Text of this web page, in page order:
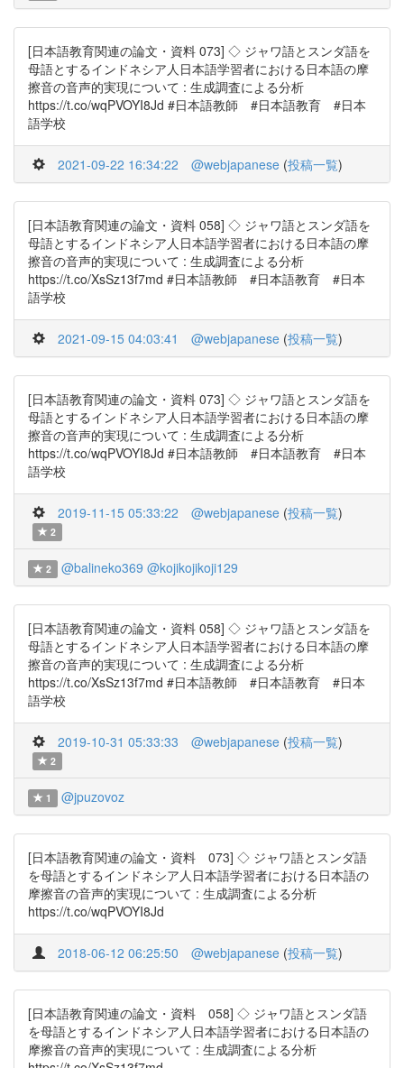
[日本語教育関連の論文・資料 073] ◇ ジャワ語とスンダ語を
母語とするインドネシア人日本語学習者における日本語の摩
擦音の音声的実現について : 生成調査による分析
https://t.co/wqPVOYI8Jd #日本語教師 #日本語教育 #日本
語学校
2021-09-22 16:34:22 @webjapanese (投稿一覧)
[日本語教育関連の論文・資料 058] ◇ ジャワ語とスンダ語を
母語とするインドネシア人日本語学習者における日本語の摩
擦音の音声的実現について : 生成調査による分析
https://t.co/XsSz13f7md #日本語教師 #日本語教育 #日本
語学校
2021-09-15 04:03:41 @webjapanese (投稿一覧)
[日本語教育関連の論文・資料 073] ◇ ジャワ語とスンダ語を
母語とするインドネシア人日本語学習者における日本語の摩
擦音の音声的実現について : 生成調査による分析
https://t.co/wqPVOYI8Jd #日本語教師 #日本語教育 #日本
語学校
2019-11-15 05:33:22 @webjapanese (投稿一覧)
2
2 @balineko369 @kojikojikoji129
[日本語教育関連の論文・資料 058] ◇ ジャワ語とスンダ語を
母語とするインドネシア人日本語学習者における日本語の摩
擦音の音声的実現について : 生成調査による分析
https://t.co/XsSz13f7md #日本語教師 #日本語教育 #日本
語学校
2019-10-31 05:33:33 @webjapanese (投稿一覧)
2
1 @jpuzovoz
[日本語教育関連の論文・資料 073] ◇ ジャワ語とスンダ語
を母語とするインドネシア人日本語学習者における日本語の
摩擦音の音声的実現について : 生成調査による分析
https://t.co/wqPVOYI8Jd
2018-06-12 06:25:50 @webjapanese (投稿一覧)
[日本語教育関連の論文・資料 058] ◇ ジャワ語とスンダ語
を母語とするインドネシア人日本語学習者における日本語の
摩擦音の音声的実現について : 生成調査による分析